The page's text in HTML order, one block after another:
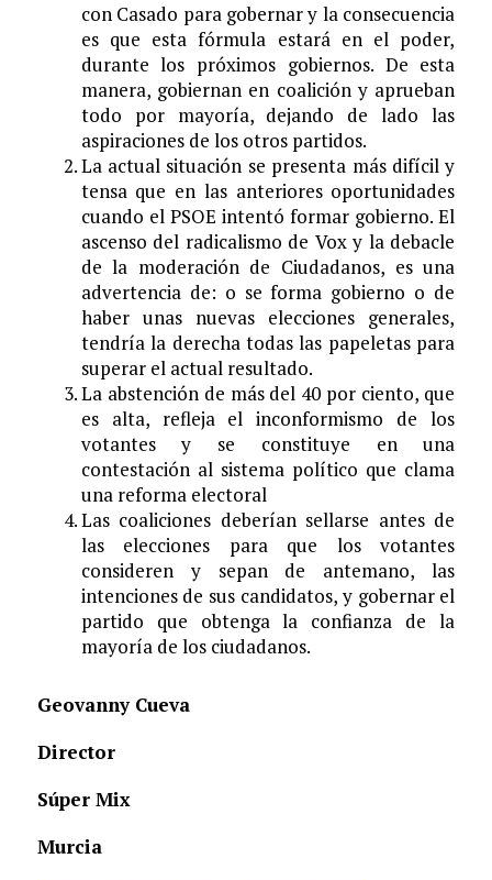
con Casado para gobernar y la consecuencia
es que esta fórmula estará en el poder,
durante los próximos gobiernos. De esta
manera, gobiernan en coalición y aprueban
todo por mayoría, dejando de lado las
aspiraciones de los otros partidos.
La actual situación se presenta más difícil y
tensa que en las anteriores oportunidades
cuando el PSOE intentó formar gobierno. El
ascenso del radicalismo de Vox y la debacle
de la moderación de Ciudadanos, es una
advertencia de: o se forma gobierno o de
haber unas nuevas elecciones generales,
tendría la derecha todas las papeletas para
superar el actual resultado.
La abstención de más del 40 por ciento, que
es alta, refleja el inconformismo de los
votantes y se constituye en una
contestación al sistema político que clama
una reforma electoral
Las coaliciones deberían sellarse antes de
las elecciones para que los votantes
consideren y sepan de antemano, las
intenciones de sus candidatos, y gobernar el
partido que obtenga la confianza de la
mayoría de los ciudadanos.
Geovanny Cueva
Director
Súper Mix
Murcia